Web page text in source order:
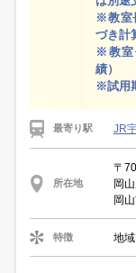
※教室
づき計
※教室
績）
※試用
最寄り駅 JR
所在地
〒
岡
岡
特徴 地